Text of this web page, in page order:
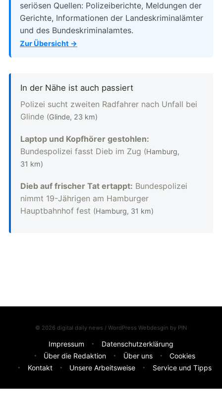
seriösen Quellen: Polizeiberichte, Meldungen der
Gerichte, Informationen der Landeskriminalämter
und des Bundeskriminalamtes.
Zur Übersicht →
In der Nähe ist auch passiert
Polizei sucht zweiten Radfahrer nach Unfall bei
Glinde (Glinde, 23 km)
Laptop und Kopfhörer gestohlen:
Bundespolizei fasst Dieb im Zug (Hamburg,
31 km)
Dieb auf frischer Tat ertappt: Bundespolizei
nimmt 19-Jährigen am Hamburger
Hauptbahnhof fest (Hamburg, 31 km)
© 2026 digital daily news / WordPress Webdesgin by PIN
Impressum
Datenschutzerklärung
Über die Redaktion
Über uns
Cookies
Kontakt
Unsere Arbeitsweise Service und Tipps